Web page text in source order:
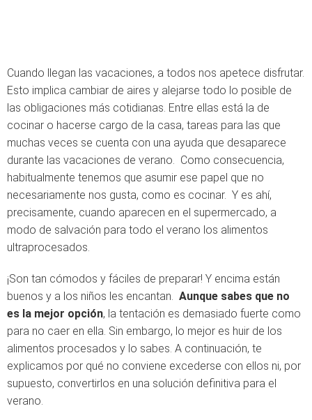
Cuando llegan las vacaciones, a todos nos apetece disfrutar.
Esto implica cambiar de aires y alejarse todo lo posible de
las obligaciones más cotidianas. Entre ellas está la de
cocinar o hacerse cargo de la casa, tareas para las que
muchas veces se cuenta con una ayuda que desaparece
durante las vacaciones de verano. Como consecuencia,
habitualmente tenemos que asumir ese papel que no
necesariamente nos gusta, como es cocinar. Y es ahí,
precisamente, cuando aparecen en el supermercado, a
modo de salvación para todo el verano los alimentos
ultraprocesados.
¡Son tan cómodos y fáciles de preparar! Y encima están
buenos y a los niños les encantan. Aunque sabes que no
es la mejor opción, la tentación es demasiado fuerte como
para no caer en ella. Sin embargo, lo mejor es huir de los
alimentos procesados y lo sabes. A continuación, te
explicamos por qué no conviene excederse con ellos ni, por
supuesto, convertirlos en una solución definitiva para el
verano.